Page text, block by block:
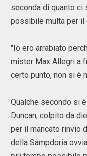
seconda di quanto ci
possibile multa per il
"Io ero arrabiato
mister Max Allegri a
certo punto, non si è
Qualche secondo si
Duncan, colpito da
per il mancato rinvio
della Sampdoria